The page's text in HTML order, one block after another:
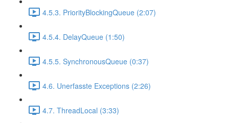
4.5.3. PriorityBlockingQueue (2:07)
4.5.4. DelayQueue (1:50)
4.5.5. SynchronousQueue (0:37)
4.6. Unerfasste Exceptions (2:26)
4.7. ThreadLocal (3:33)